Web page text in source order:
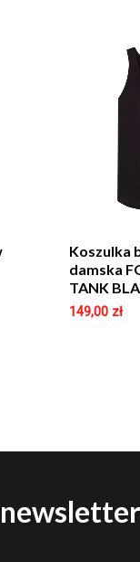
Koszulka
damska
TANK
149,00 zł